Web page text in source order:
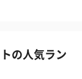
の人気ラン